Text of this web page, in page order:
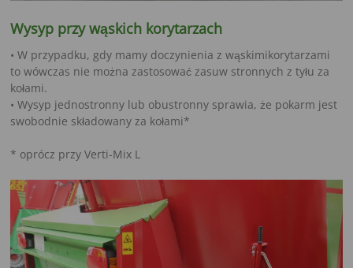
Wysyp przy wąskich korytarzach
• W przypadku, gdy mamy doczynienia z wąskimikorytarzami
to wówczas nie można zastosować zasuw stronnych z tyłu za
kołami.
• Wysyp jednostronny lub obustronny sprawia, że pokarm jest
swobodnie składowany za kołami*
* oprócz przy Verti-Mix L